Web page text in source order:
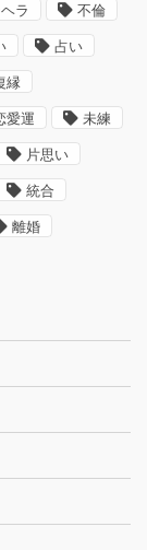
ラ 不倫
占い
縁
愛運 未練
片思い
統合
離婚